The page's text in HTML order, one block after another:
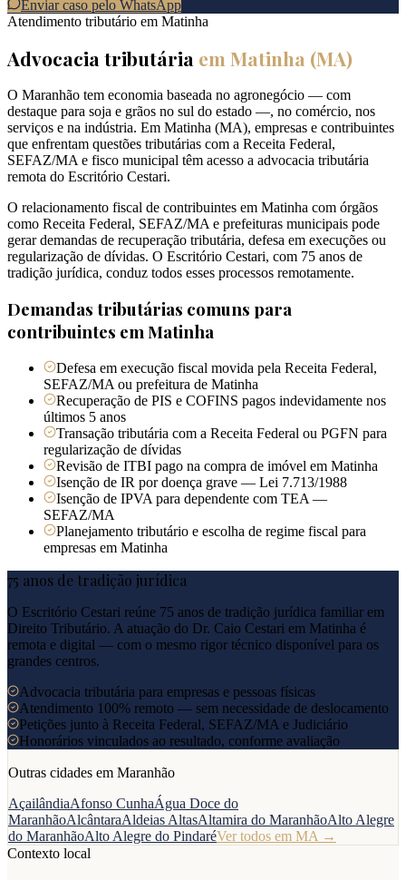
Enviar caso pelo WhatsApp
Atendimento tributário em Matinha
Advocacia tributária em Matinha (MA)
O Maranhão tem economia baseada no agronegócio — com
destaque para soja e grãos no sul do estado —, no comércio, nos
serviços e na indústria. Em Matinha (MA), empresas e contribuintes
que enfrentam questões tributárias com a Receita Federal,
SEFAZ/MA e fisco municipal têm acesso a advocacia tributária
remota do Escritório Cestari.
O relacionamento fiscal de contribuintes em Matinha com órgãos
como Receita Federal, SEFAZ/MA e prefeituras municipais pode
gerar demandas de recuperação tributária, defesa em execuções ou
regularização de dívidas. O Escritório Cestari, com 75 anos de
tradição jurídica, conduz todos esses processos remotamente.
Demandas tributárias comuns para
contribuintes emMatinha
Defesa em execução fiscal movida pela Receita Federal,
SEFAZ/MA ou prefeitura de Matinha
Recuperação de PIS e COFINS pagos indevidamente nos
últimos 5 anos
Transação tributária com a Receita Federal ou PGFN para
regularização de dívidas
Revisão de ITBI pago na compra de imóvel em Matinha
Isenção de IR por doença grave — Lei 7.713/1988
Isenção de IPVA para dependente com TEA —
SEFAZ/MA
Planejamento tributário e escolha de regime fiscal para
empresas em Matinha
75 anos de tradição jurídica
O Escritório Cestari reúne 75 anos de tradição jurídica familiar em
Direito Tributário. A atuação do Dr. Caio Cestari em Matinha é
remota e digital — com o mesmo rigor técnico disponível para os
grandes centros.
Advocacia tributária para empresas e pessoas físicas
Atendimento 100% remoto — sem necessidade de deslocamento
Petições junto à Receita Federal, SEFAZ/MA e Judiciário
Honorários vinculados ao resultado, conforme avaliação
Outras cidades em Maranhão
AçailândiaAfonso CunhaÁgua Doce do
MaranhãoAlcântaraAldeias AltasAltamira do MaranhãoAlto Alegre
do MaranhãoAlto Alegre do PindaréVer todos em MA →
Contexto local